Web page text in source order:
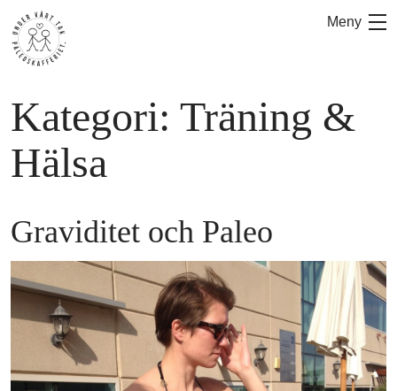
innehåll
Meny
Kategori: Träning &
Hälsa
Graviditet och Paleo